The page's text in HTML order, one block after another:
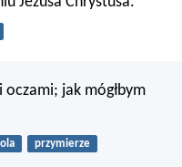
oczami; jak mógłbym
przymierze